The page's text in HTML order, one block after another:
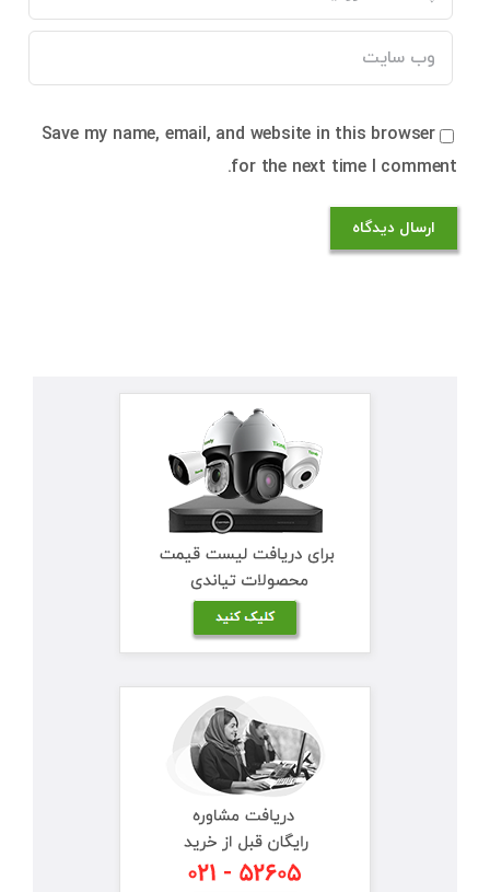
Save my name, email, and website in this browser
for the next time I comment.